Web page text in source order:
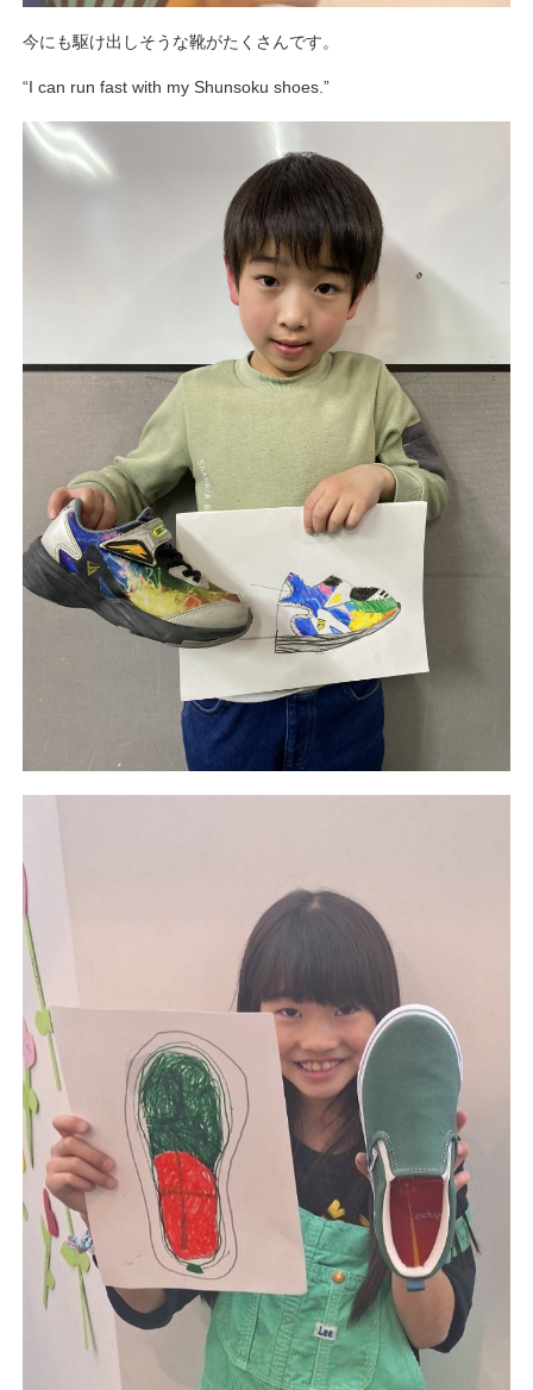
今にも駆け出しそうな靴がたくさんです。
“I can run fast with my Shunsoku shoes.”